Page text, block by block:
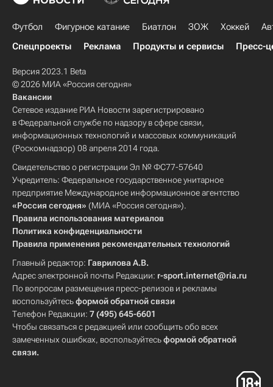
Футбол Фигурное катание Биатлон ЗОЖ Хоккей
Спецпроекты
Реклама Продукты и сервисы Пресс-
Версия 2023.1 Beta
© 2026 МИА «Россия сегодня»
Вакансии
Сетевое издание РИА Новости зарегистрировано
в Федеральной службе по надзору в сфере связи,
информационных технологий и массовых коммуникаций
(Роскомнадзор) 08 апреля 2014 года.
Свидетельство о регистрации Эл № ФС77-57640
Учредитель: Федеральное государственное унитарное
предприятие Международное информационное агентство
«Россия сегодня» (МИА «Россия сегодня»).
Правила использования материалов
Политика конфиденциальности
Правила применения рекомендательных технологий
Главный редактор: Гаврилова А.В.
Адрес электронной почты Редакции: r-sport.internet@ria.ru
По вопросам размещения пресс-релизов и рекламы
воспользуйтесьформой обратной связи
Телефон Редакции: 7 (495) 645-6601
Чтобы связаться с редакцией или сообщить обо всех
замеченных ошибках, воспользуйтесьформой обратной
связи.